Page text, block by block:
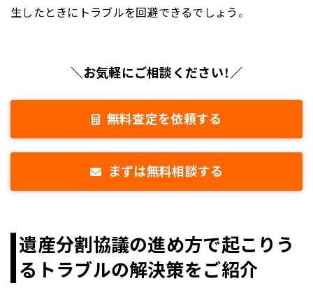
生したときにトラブルを回避できるでしょう。
＼お気軽にご相談ください！／
無料査定を依頼する
まずは無料相談する
遺産分割協議の進め方で起こりう
るトラブルの解決策をご紹介